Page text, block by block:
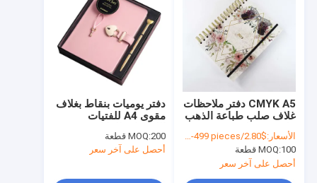
دفتر يوميات بنقاط بغلاف
مقوى A4 للفتيات
للتخصيص مع قلم، دفتر
تخطيط يومي جلدي،
المعدات الأصلية
MOQ:200 قطعة
أحصل على آخر سعر
CMYK A5 دفتر ملاحظات
غلاف صلب طباعة الذهب
حلزونية خطة يومية
أسبوعية 80 ورقة
الأسعار:$2.80/pieces 100-499 pieces
MOQ:100 قطعة
أحصل على آخر سعر